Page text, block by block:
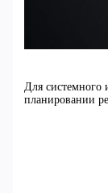
Для системного
планировании